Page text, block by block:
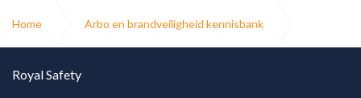
Home Arbo en brandveiligheid kennisbank
Brandveiligheid
Royal Safety